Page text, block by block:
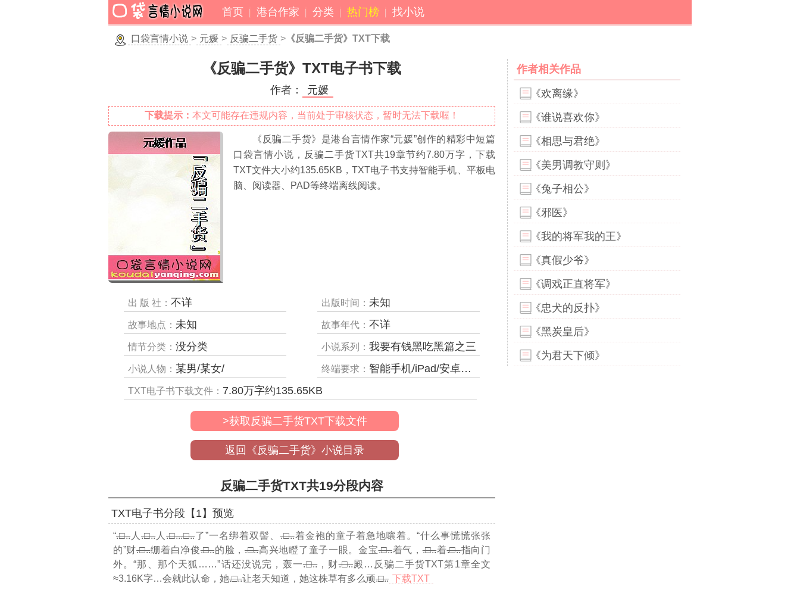
首页 港台作家 分类 热门榜 找小说
口袋言情小说 > 元媛 > 反骗二手货 > 《反骗二手货》TXT下载
《反骗二手货》TXT电子书下载
作者： 元媛
下载提示： 本文可能存在违规内容，当前处于审核状态，暂时无法下载喔！
《反骗二手货》是港台言情作家“元媛”创作的精彩中短篇
口袋言情小说，反骗二手货TXT共19章节约7.80万字，下载
TXT文件大小约135.65KB，TXT电子书支持智能手机、平板电
脑、阅读器、PAD等终端离线阅读。
出 版 社： 不详 出版时间： 未知
故事地点： 未知 故事年代： 不详
情节分类： 没分类 小说系列： 我要有钱黑吃黑篇之三
小说人物： 某男/某女/ 终端要求： 智能手机/iPad/安卓平板/电子阅读器/MP4等
TXT电子书下载文件： 7.80万字约135.65KB
>获取反骗二手货TXT下载文件
返回《反骗二手货》小说目录
反骗二手货TXT共19分段内容
TXT电子书分段【1】预览
“.□.. 人.□.. 人.□...□..了”一名绑着双髻、.□..着金袍的童子着急地嚷着。“什么事慌慌张张
的”财.□..绷着白净俊.□..的脸， .□..高兴地瞪了童子一眼。金宝.□..着气，.□..着.□..指向门
外。“那、那个天狐……”话还没说完，轰一.□..，财.□..殿…反骗二手货TXT第1章全文
≈3.16K字…会就此认命，她.□..让老天知道，她这株草有多么顽.□.. 下载TXT
作者相关作品
《欢离缘》
《谁说喜欢你》
《相思与君绝》
《美男调教守则》
《兔子相公》
《邪医》
《我的将军我的王》
《真假少爷》
《调戏正直将军》
《忠犬的反扑》
《黑炭皇后》
《为君天下倾》